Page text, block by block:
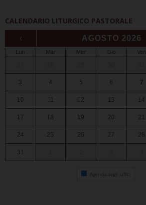
CALENDARIO LITURGICO PASTORALE
‹ AGOSTO 2026
Lun Mar Mer Gio Ven
3 4 5 6 7
10 11 12 13 14
17 18 19 20 21
24 25 26 27 28
31
Agenda degli uffici